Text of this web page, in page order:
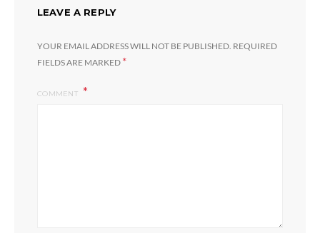
LEAVE A REPLY
YOUR EMAIL ADDRESS WILL NOT BE PUBLISHED. REQUIRED
FIELDS ARE MARKED *
COMMENT